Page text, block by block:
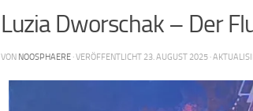
Luzia Dworschak – Der
VON NOOSPHAERE · VERÖFFENTLICHT 23. AUGUST 2025 ·